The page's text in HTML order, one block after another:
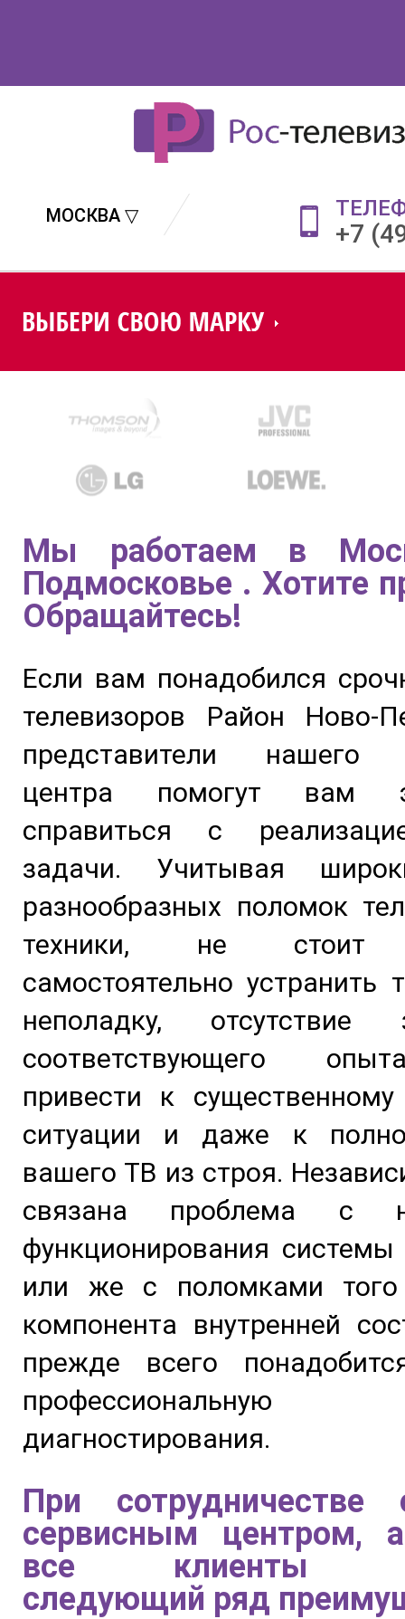
МОСКВА ▽
+7
Мы работаем в
Подмосковье . Хотите
Обращайтесь!
Если вам понадобился
телевизоров Район Ново-
представители нашего
центра помогут вам
справиться с
задачи. Учитывая
разнообразных поломок
техники, не стоит
самостоятельно устранить
неполадку,
соответствующего
привести к
ситуации и даже к
вашего ТВ из строя.
связана проблема с
функционирования системы
или же с поломками
компонента внутренней
прежде всего
профессиональную
диагностирования.
При
сервисным центром,
все клиенты
следующий ряд